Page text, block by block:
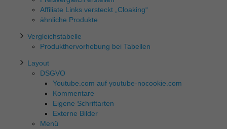
Affiliate Links versteckt „Cloaking“
ähnliche Produkte
Vergleichstabelle
Produkthervorhebung bei Tabellen
Layout
DSGVO
Youtube.com auf youtube-nocookie.com
Kommentare
Eigene Schriftarten
Externe Bilder
Menü
Kategorien geben oder sich weitere Informationen
anzeigen lassen und so nur bestimmte Cookies
auswählen.
Alle akzeptieren
Essenziell (1)
Essenzielle Cookies ermöglichen grundlegende Funktionen
und sind für die einwandfreie Funktion der Website
erforderlich.